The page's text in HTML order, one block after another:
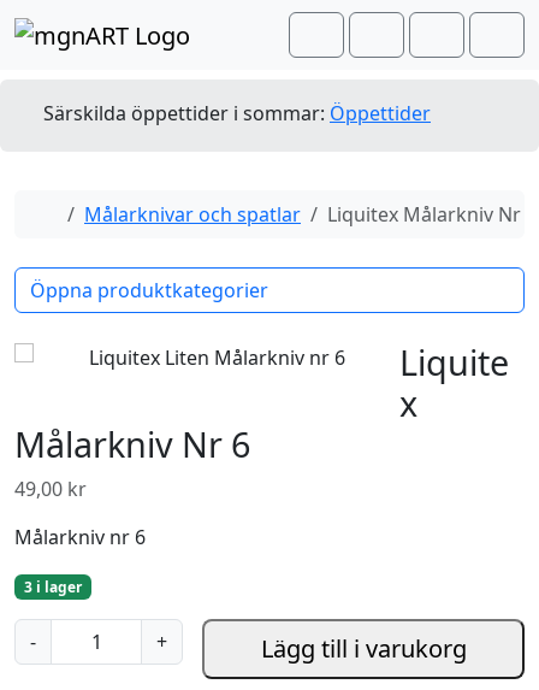
Skip to content
Skip to footer
SearchAccount
Cart
Särskilda öppettider i sommar: Öppettider
Home
Målarknivar och spatlar Liquitex Målarkniv Nr 6
Öppna produktkategorier
Liquite
x
Målarkniv Nr 6
49,00 kr
Målarkniv nr 6
3 i lager
-
i
+ Lägg till i varukorg